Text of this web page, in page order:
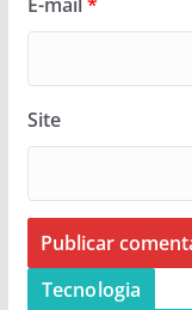
Site
Tecnologia